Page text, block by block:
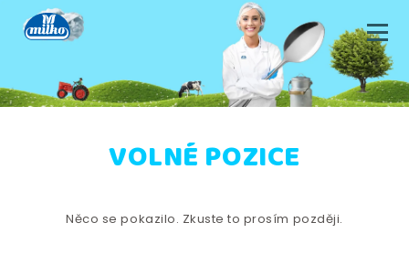
VOLNÉ POZICE
Něco se pokazilo. Zkuste to prosím později.